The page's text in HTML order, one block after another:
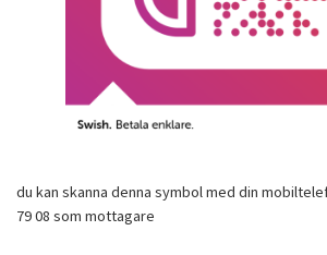
du kan skanna denna symbol med din
79 08 som mottagare